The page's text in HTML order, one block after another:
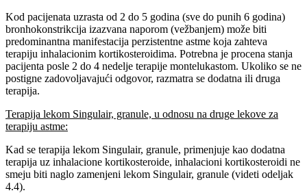
Kod pacijenata uzrasta od 2 do 5 godina (sve do punih 6 godina)
bronhokonstrikcija izazvana naporom (vežbanjem) može biti
predominantna manifestacija perzistentne astme koja zahteva
terapiju inhalacionim kortikosteroidima. Potrebna je procena stanja
pacijenta posle 2 do 4 nedelje terapije montelukastom. Ukoliko se ne
postigne zadovoljavajući odgovor, razmatra se dodatna ili druga
terapija.
Terapija lekom Singulair, granule, u odnosu na druge lekove za
terapiju astme:
Kad se terapija lekom Singulair, granule, primenjuje kao dodatna
terapija uz inhalacione kortikosteroide, inhalacioni kortikosteroidi ne
smeju biti naglo zamenjeni lekom Singulair, granule (videti odeljak
4.4).